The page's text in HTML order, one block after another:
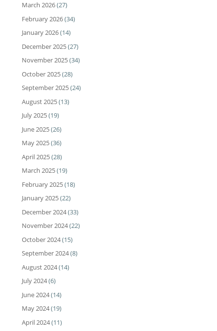
March 2026(27)
February 2026(34)
January 2026(14)
December 2025(27)
November 2025(34)
October 2025(28)
September 2025(24)
August 2025(13)
July 2025(19)
June 2025(26)
May 2025(36)
April 2025(28)
March 2025(19)
February 2025(18)
January 2025(22)
December 2024(33)
November 2024(22)
October 2024(15)
September 2024(8)
August 2024(14)
July 2024(6)
June 2024(14)
May 2024(19)
April 2024(11)